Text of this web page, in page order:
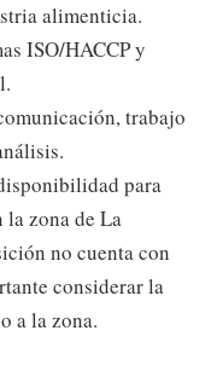
alimenticia.
ISO/HACCP y
trabajo
para
la zona de La
no cuenta con
considerar la
a la zona.